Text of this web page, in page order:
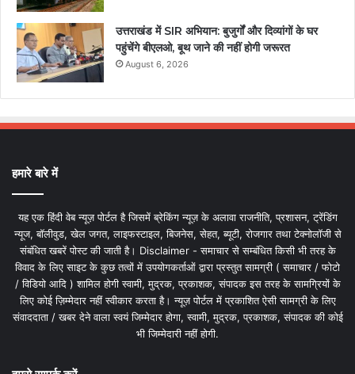
उत्तराखंड में SIR अभियान: बुजुर्गों और दिव्यांगों के घर
पहुंचेंगे बीएलओ, बूथ जाने की नहीं होगी जरूरत
August 6, 2026
हमारे बारे में
यह एक हिंदी वेब न्यूज़ पोर्टल है जिसमें ब्रेकिंग न्यूज़ के अलावा राजनीति, प्रशासन, ट्रेंडिंग
न्यूज, बॉलीवुड, खेल जगत, लाइफस्टाइल, बिजनेस, सेहत, ब्यूटी, रोजगार तथा टेक्नोलॉजी से
संबंधित खबरें पोस्ट की जाती है। Disclaimer - समाचार से सम्बंधित किसी भी तरह के
विवाद के लिए साइट के कुछ तत्वों में उपयोगकर्ताओं द्वारा प्रस्तुत सामग्री ( समाचार / फोटो
/ विडियो आदि ) शामिल होगी स्वामी, मुद्रक, प्रकाशक, संपादक इस तरह के सामग्रियों के
लिए कोई ज़िम्मेदार नहीं स्वीकार करता है। न्यूज़ पोर्टल में प्रकाशित ऐसी सामग्री के लिए
संवाददाता / खबर देने वाला स्वयं जिम्मेदार होगा, स्वामी, मुद्रक, प्रकाशक, संपादक की कोई
भी जिम्मेदारी नहीं होगी.